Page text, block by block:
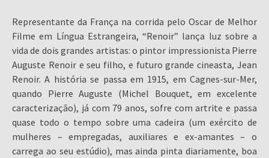
Representante da França na corrida pelo Oscar de Melhor
Filme em Língua Estrangeira, “Renoir” lança luz sobre a
vida de dois grandes artistas: o pintor impressionista Pierre
Auguste Renoir e seu filho, e futuro grande cineasta, Jean
Renoir. A história se passa em 1915, em Cagnes-sur-Mer,
quando Pierre Auguste (Michel Bouquet, em excelente
caracterização), já com 79 anos, sofre com artrite e passa
quase todo o tempo sobre uma cadeira (um exército de
mulheres – empregadas, auxiliares e ex-amantes – o
carrega ao seu estúdio), mas ainda pinta diariamente, boa